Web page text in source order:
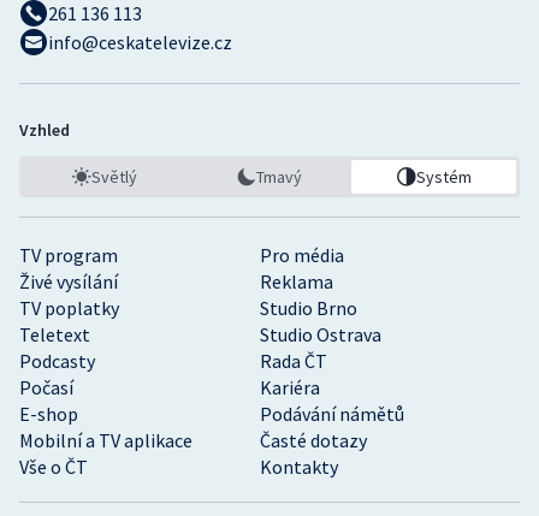
TV program
Pro média
Živé vysílání
Reklama
TV poplatky
Studio Brno
Teletext
Studio Ostrava
Podcasty
Rada ČT
Počasí
Kariéra
E-shop
Podávání námětů
Mobilní a TV aplikace
Časté dotazy
Vše o ČT
Kontakty
261 136 113
info@ceskatelevize.cz
Vzhled
Světlý Tmavý Systém